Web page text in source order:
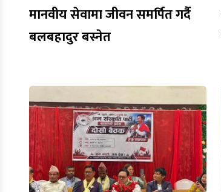
मानवीय सेवामा जीवन समर्पित गर्दै
बलबहादुर बस्नेत